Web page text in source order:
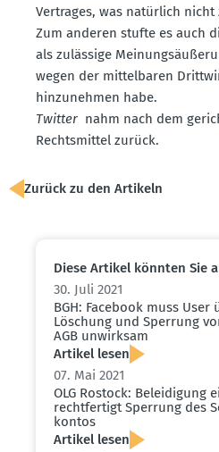
Vertrages, was natürlich nicht
Zum anderen stufte es auch
als zulässige
wegen der mittel­baren
hinzu­nehmen habe.
Twitter nahm nach dem
Rechts­mittel zurück.
Zurück zu den Artikeln
Diese Artikel könnten Sie
30. Juli 2021
BGH: Facebook muss
Löschung und Sperrung
AGB unwirksam
Artikel lesen
07. Mai 2021
OLG Rostock: Belei­digung
recht­fertigt Sperrung des
kontos
Artikel lesen